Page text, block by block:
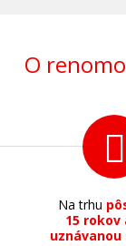
O
Na trhu
15 rokov
uznávanou